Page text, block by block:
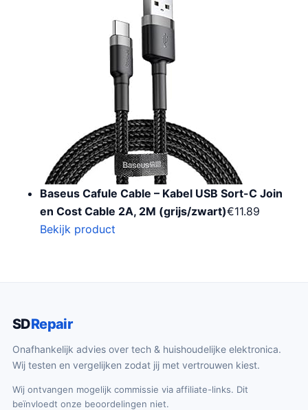
Baseus Cafule Cable – Kabel USB Sort-C Join
en Cost Cable 2A, 2M (grijs/zwart)€11.89
Bekijk product
SDRepair
Onafhankelijk advies over tech & huishoudelijke elektronica.
Wij testen en vergelijken zodat jij met vertrouwen kiest.
Wij ontvangen mogelijk commissie via affiliate-links. Dit
beïnvloedt onze beoordelingen niet.